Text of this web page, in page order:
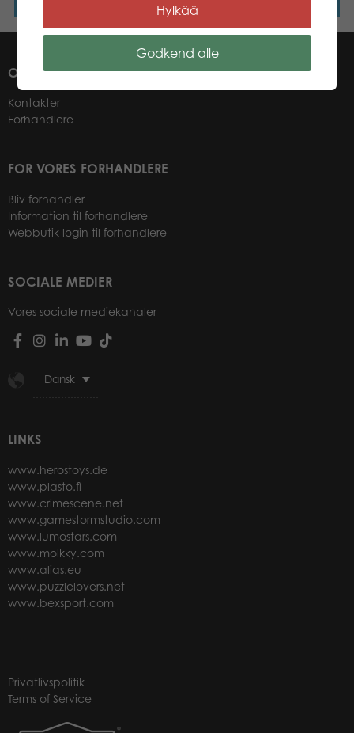
OM OS
Kontakter
Forhandlere
FOR VORES FORHANDLERE
Bliv forhandler
Information til forhandlere
Webbutik login til forhandlere
SOCIALE MEDIER
Vores sociale mediekanaler
Dansk
LINKS
www.herostoys.de
www.plasto.fi
www.crimescene.net
www.gamestormstudio.com
www.lumostars.com
www.molkky.com
www.alias.eu
www.puzzlelovers.net
www.bexsport.com
Privatlivspolitik
Terms of Service
Hylkää
Godkend alle